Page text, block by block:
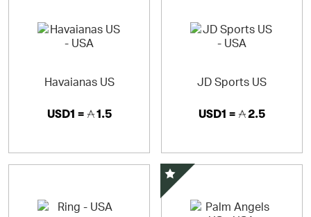
Havaianas US
USD1 = 1.5
JD Sports US
USD1 = 2.5
スペシャルオファー